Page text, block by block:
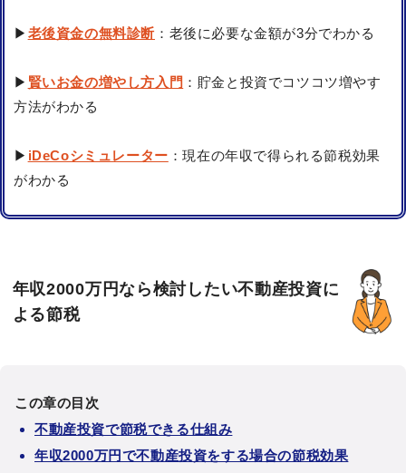
▶ 老後資金の無料診断 ：老後に必要な金額が3分でわかる
▶ 賢いお金の増やし方入門 ：貯金と投資でコツコツ増やす
方法がわかる
▶ iDeCoシミュレーター ：現在の年収で得られる節税効果
がわかる
年収2000万円なら検討したい不動産投資に
よる節税
この章の目次
不動産投資で節税できる仕組み
年収2000万円で不動産投資をする場合の節税効果